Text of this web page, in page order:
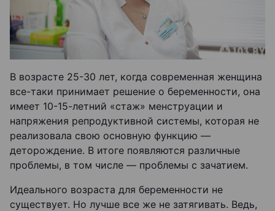
В возрасте 25-30 лет, когда современная женщина
все-таки принимает решение о беременности, она
имеет 10-15-летний «стаж» менструации и
напряжения репродуктивной системы, которая не
реализовала свою основную функцию —
деторождение. В итоге появляются различные
проблемы, в том числе — проблемы с зачатием.
Идеального возраста для беременности не
существует. Но лучше все же не затягивать. Ведь,